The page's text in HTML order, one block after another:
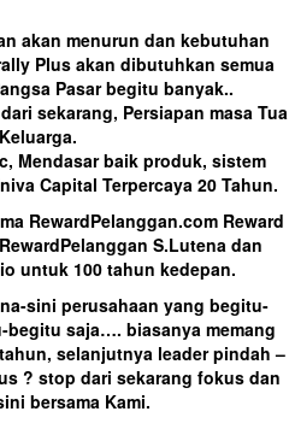
akan menurun dan kebutuhan
Plus akan dibutuhkan semua
Pasar begitu banyak..
sekarang, Persiapan masa Tua
Mendasar baik produk, sistem
Capital Terpercaya 20 Tahun.
RewardPelanggan.com Reward
RewardPelanggan S.Lutena dan
untuk 100 tahun kedepan.
sini perusahaan yang begitu-
saja…. biasanya memang
selanjutnya leader pindah –
? stop dari sekarang fokus dan
bersama Kami.